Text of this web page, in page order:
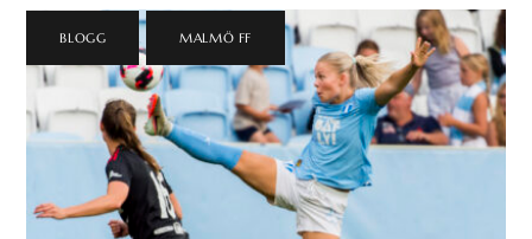
BLOGG MALMÖ FF